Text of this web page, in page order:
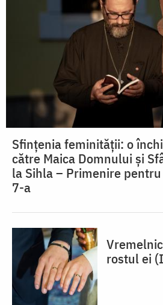
Sfințenia feminității: o
către Maica Domnului și
la Sihla – Primenire
7-a
rostul ei